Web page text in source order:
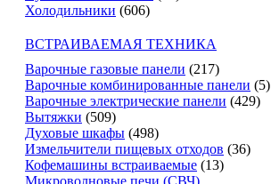
Холодильники (606)
ВСТРАИВАЕМАЯ ТЕХНИКА
Варочные газовые панели (217)
Варочные комбинированные панели (5)
Варочные электрические панели (429)
Вытяжки (509)
Духовые шкафы (498)
Измельчители пищевых отходов (36)
Кофемашины встраиваемые (13)
Микроволновые печи (СВЧ)